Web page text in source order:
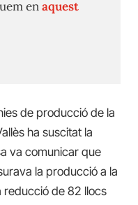
enaquest
de producció de la
ha suscitat la
va comunicar que
la producció a la
reducció de 82 llocs